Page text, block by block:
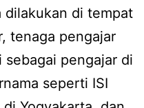
dilakukan di tempat
tenaga pengajar
pengajar di
seperti ISI